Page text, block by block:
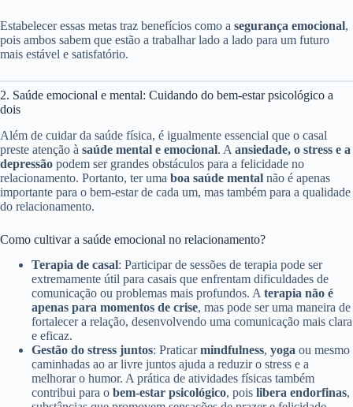
Estabelecer essas metas traz benefícios como a segurança emocional,
pois ambos sabem que estão a trabalhar lado a lado para um futuro
mais estável e satisfatório.
2. Saúde emocional e mental: Cuidando do bem-estar psicológico a
dois
Além de cuidar da saúde física, é igualmente essencial que o casal
preste atenção à saúde mental e emocional. A ansiedade, o stress e a
depressão podem ser grandes obstáculos para a felicidade no
relacionamento. Portanto, ter uma boa saúde mental não é apenas
importante para o bem-estar de cada um, mas também para a qualidade
do relacionamento.
Como cultivar a saúde emocional no relacionamento?
Terapia de casal: Participar de sessões de terapia pode ser
extremamente útil para casais que enfrentam dificuldades de
comunicação ou problemas mais profundos. A terapia não é
apenas para momentos de crise, mas pode ser uma maneira de
fortalecer a relação, desenvolvendo uma comunicação mais clara
e eficaz.
Gestão do stress juntos: Praticarmindfulness, yoga ou mesmo
caminhadas ao ar livre juntos ajuda a reduzir o stress e a
melhorar o humor. A prática de atividades físicas também
contribui para o bem-estar psicológico, pois libera endorfinas,